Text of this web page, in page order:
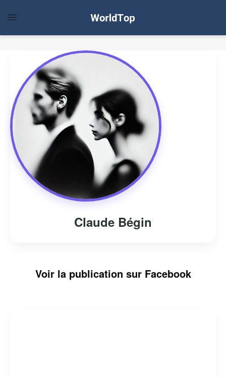
Claude Bégin
Voir la publication sur Facebook